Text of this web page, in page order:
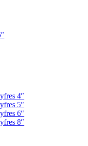
4″
5″
6″
8″